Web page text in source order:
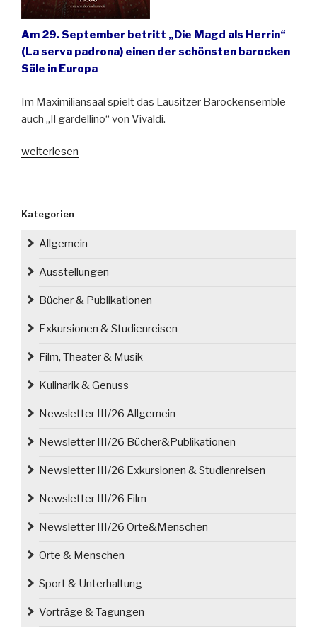
Am 29. September betritt „Die Magd als Herrin“
(La serva padrona) einen der schönsten barocken
Säle in Europa
Im Maximiliansaal spielt das Lausitzer Barockensemble
auch „Il gardellino“ von Vivaldi.
„Giovanni
Antonio
Vivaldi
im
Fürstenstein“
weiterlesen
Kategorien
Allgemein
Ausstellungen
Bücher & Publikationen
Exkursionen & Studienreisen
Film, Theater & Musik
Kulinarik & Genuss
Newsletter III/26 Allgemein
Newsletter III/26 Bücher&Publikationen
Newsletter III/26 Exkursionen & Studienreisen
Newsletter III/26 Film
Newsletter III/26 Orte&Menschen
Orte & Menschen
Sport & Unterhaltung
Vorträge & Tagungen